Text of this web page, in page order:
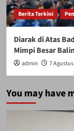
Berita Terkini
Diarak di Atas
Mimpi Besar
admin 7
You may have